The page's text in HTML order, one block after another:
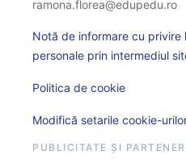
ramona.florea@edupedu.ro
Notă de informare cu
personale prin intermediul
Politica de cookie
Modifică setarile cookie-
PUBLICITATE ȘI